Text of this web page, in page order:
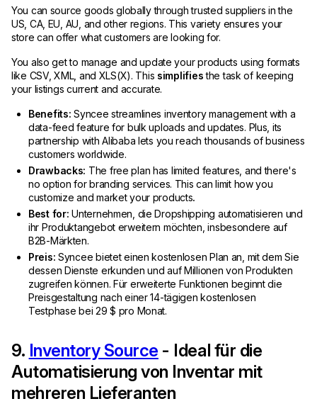
You can source goods globally through trusted suppliers in the
US, CA, EU, AU, and other regions. This variety ensures your
store can offer what customers are looking for.
You also get to manage and update your products using formats
like CSV, XML, and XLS(X). This simplifiesthe task of keeping
your listings current and accurate.
Benefits:Syncee streamlines inventory management with a
data-feed feature for bulk uploads and updates. Plus, its
partnership with Alibaba lets you reach thousands of business
customers worldwide.
Drawbacks: The free plan has limited features, and there's
no option for branding services. This can limit how you
customize and market your products.
Best for:Unternehmen, die Dropshipping automatisieren und
ihr Produktangebot erweitern möchten, insbesondere auf
B2B-Märkten.
Preis:Syncee bietet einen kostenlosen Plan an, mit dem Sie
dessen Dienste erkunden und auf Millionen von Produkten
zugreifen können. Für erweiterte Funktionen beginnt die
Preisgestaltung nach einer 14-tägigen kostenlosen
Testphase bei 29 $ pro Monat.
9. Inventory Source - Ideal für die
Automatisierung von Inventar mit
mehreren Lieferanten